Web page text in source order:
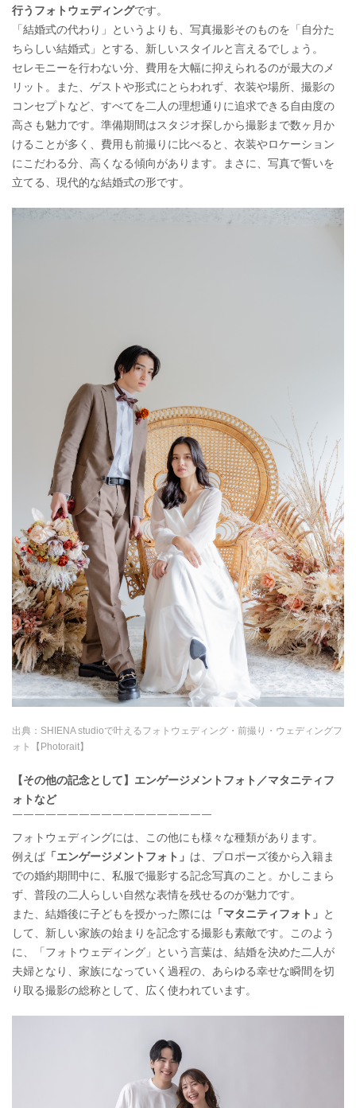
行うフォトウェディングです。
「結婚式の代わり」というよりも、写真撮影そのものを「自分た
ちらしい結婚式」とする、新しいスタイルと言えるでしょう。
セレモニーを行わない分、費用を大幅に抑えられるのが最大のメ
リット。また、ゲストや形式にとらわれず、衣装や場所、撮影の
コンセプトなど、すべてを二人の理想通りに追求できる自由度の
高さも魅力です。準備期間はスタジオ探しから撮影まで数ヶ月か
けることが多く、費用も前撮りに比べると、衣装やロケーション
にこだわる分、高くなる傾向があります。まさに、写真で誓いを
立てる、現代的な結婚式の形です。
出典： SHIENA studioで叶えるフォトウェディング・前撮り・ウェディングフ
ォト【Photorait】
【その他の記念として】エンゲージメントフォト／マタニティフ
ォトなど
￣￣￣￣￣￣￣￣￣￣￣￣￣￣￣￣￣￣
フォトウェディングには、この他にも様々な種類があります。
例えば 「エンゲージメントフォト」 は、プロポーズ後から入籍ま
での婚約期間中に、私服で撮影する記念写真のこと。かしこまら
ず、普段の二人らしい自然な表情を残せるのが魅力です。
また、結婚後に子どもを授かった際には 「マタニティフォト」 と
して、新しい家族の始まりを記念する撮影も素敵です。このよう
に、「フォトウェディング」という言葉は、結婚を決めた二人が
夫婦となり、家族になっていく過程の、あらゆる幸せな瞬間を切
り取る撮影の総称として、広く使われています。